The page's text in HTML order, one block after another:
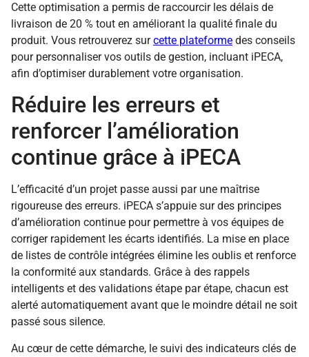
Cette optimisation a permis de raccourcir les délais de
livraison de 20 % tout en améliorant la qualité finale du
produit. Vous retrouverez surcette plateforme des conseils
pour personnaliser vos outils de gestion, incluant iPECA,
afin d’optimiser durablement votre organisation.
Réduire les erreurs et
renforcer l’amélioration
continue grâce à iPECA
L’efficacité d’un projet passe aussi par une maîtrise
rigoureuse des erreurs. iPECA s’appuie sur des principes
d’amélioration continue pour permettre à vos équipes de
corriger rapidement les écarts identifiés. La mise en place
de listes de contrôle intégrées élimine les oublis et renforce
la conformité aux standards. Grâce à des rappels
intelligents et des validations étape par étape, chacun est
alerté automatiquement avant que le moindre détail ne soit
passé sous silence.
Au cœur de cette démarche, le suivi des indicateurs clés de